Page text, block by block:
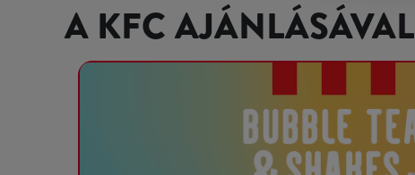
A KFC AJÁNLÁSÁVAL